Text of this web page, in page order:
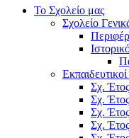
Το Σχολείο μας
Σχολείο
Σχ.
Σχ.
Σχ.
Σχ.